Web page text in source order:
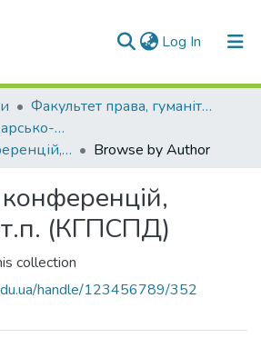
Log In (current)
Факультет права, гуманітарних і соціальних наук
кафедра господарсько-правових та суспільно-політичних дисциплін
Матеріали конференцій, семінарів і т.п. (КГПСПД)
Browse by Author
т.п. (КГПСПД)
collection
handle/123456789/352